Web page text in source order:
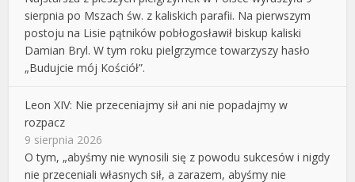
sierpnia po Mszach św. z kaliskich parafii. Na pierwszym
postoju na Lisie pątników pobłogosławił biskup kaliski
Damian Bryl. W tym roku pielgrzymce towarzyszy hasło
„Budujcie mój Kościół”.
Leon XIV: Nie przeceniajmy sił ani nie popadajmy w
rozpacz
9 sierpnia 2026
O tym, „abyśmy nie wynosili się z powodu sukcesów i nigdy
nie przeceniali własnych sił, a zarazem, abyśmy nie